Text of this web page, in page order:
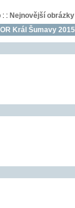
: : Nejnovější obrázky
Král Šumavy